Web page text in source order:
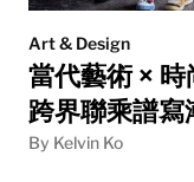
Art & Design
當代藝術 × 時
跨界聯乘譜寫
By Kelvin Ko